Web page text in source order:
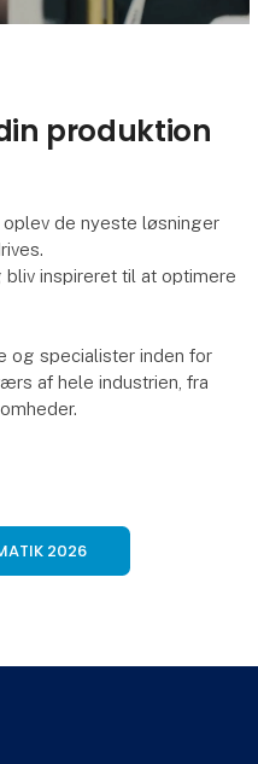
produktion
de nyeste løsninger
inspireret til at optimere
og specialister inden for
af hele industrien, fra
2026